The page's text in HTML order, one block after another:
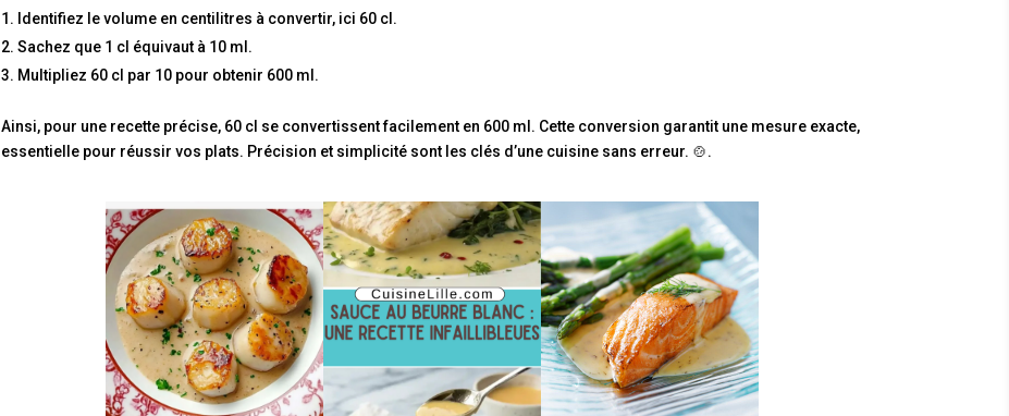
Identifiez le volume en centilitres à convertir, ici 60 cl.
Sachez que 1 cl équivaut à 10 ml.
Multipliez 60 cl par 10 pour obtenir 600 ml.
Ainsi, pour une recette précise, 60 cl se convertissent facilement en 600 ml. Cette conversion garantit une mesure exacte,
essentielle pour réussir vos plats. Précision et simplicité sont les clés d’une cuisine sans erreur. 🍲.